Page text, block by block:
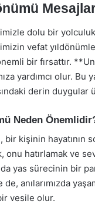
dolu bir
vefat
bir fırsattır.
yardımcı olur. Bu
derin duygular
Neden
bir kişinin
onu hatırlamak ve
yas sürecinin bir
anılarımızda
vesile olur.